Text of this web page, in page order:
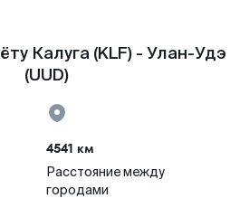
Калуга (KLF) - Улан-Удэ
(UUD)
4541 км
Расстояние между
городами